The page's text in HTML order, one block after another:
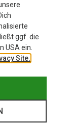
ggf. die
USA ein.
Site.